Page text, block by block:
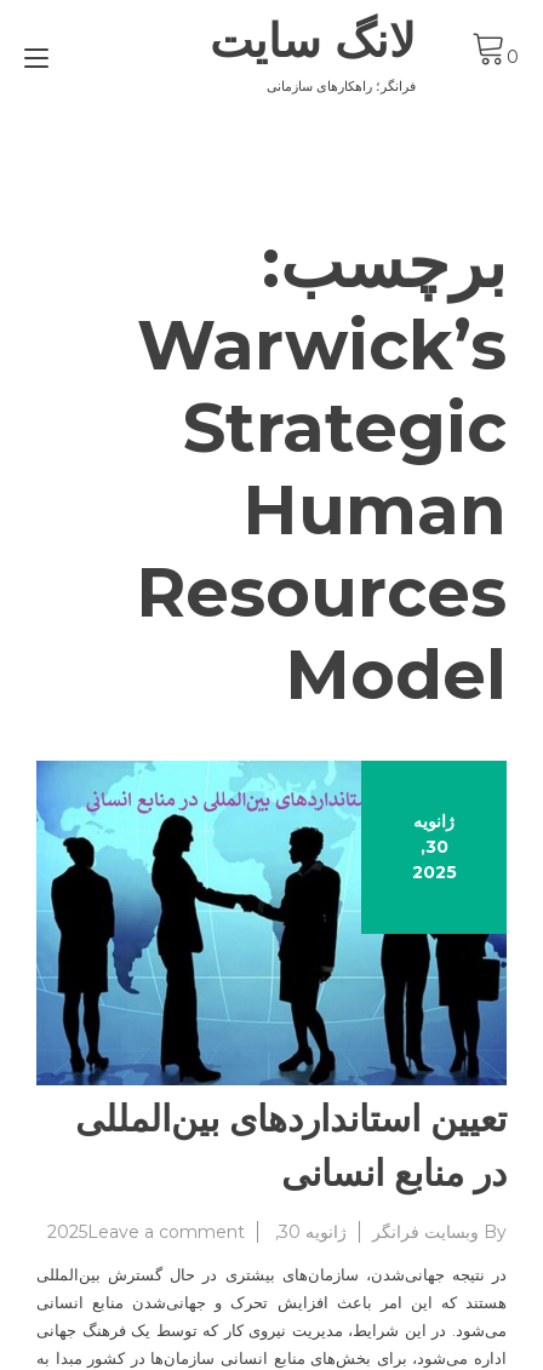
content
لانگ سایت
فرانگر؛ راهکارهای سازمانی
0
برچسب:
Warwick’s
Strategic
Human
Resources
Model
ژانویه
30,
2025
تعیین استانداردهای بین‌المللی
در منابع انسانی
By وبسایت فرانگر ژانویه 30, 2025 Leave a comment
on
در
منابع
در نتیجه جهانی‌شدن، سازمان‌های بیشتری در حال گسترش بین‌المللی
هستند که این امر باعث افزایش تحرک و جهانی‌شدن منابع انسانی
می‌شود. در این شرایط، مدیریت نیروی کار که توسط یک فرهنگ جهانی
اداره می‌شود، برای بخش‌های منابع انسانی سازمان‌ها در کشور مبدا به